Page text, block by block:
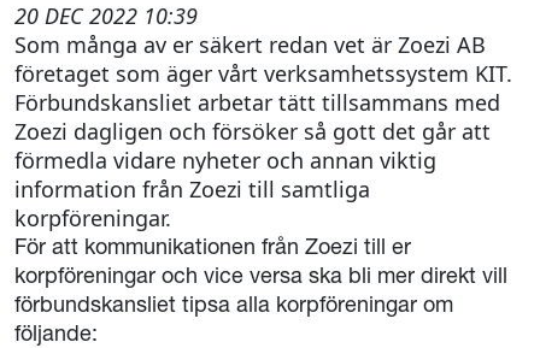
20 DEC 2022 10:39
Som många av er säkert redan vet är Zoezi AB
företaget som äger vårt verksamhetssystem KIT.
Förbundskansliet arbetar tätt tillsammans med
Zoezi dagligen och försöker så gott det går att
förmedla vidare nyheter och annan viktig
information från Zoezi till samtliga
korpföreningar.
För att kommunikationen från Zoezi till er
korpföreningar och vice versa ska bli mer direkt vill
förbundskansliet tipsa alla korpföreningar om
följande: